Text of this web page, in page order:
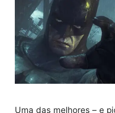
Uma das melhores – e